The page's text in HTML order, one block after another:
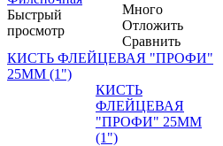
Быстрый
просмотр
Много
Отложить
Сравнить
КИСТЬ ФЛЕЙЦЕВАЯ "ПРОФИ"
25ММ (1")
КИСТЬ
ФЛЕЙЦЕВАЯ
"ПРОФИ" 25ММ
(1")